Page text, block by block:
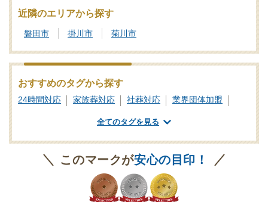
報をチェックするなど、しっかりと情報収集を行って信頼のおけ
そうな葬儀会社を探しましょう。
近隣のエリアから探す
磐田市 掛川市 菊川市
おすすめのタグから探す
24時間対応 家族葬対応 社葬対応
業界団体加盟
ご遺体あずかり 専用斎場あり
全てのタグを見る
このマークが安心の目印！